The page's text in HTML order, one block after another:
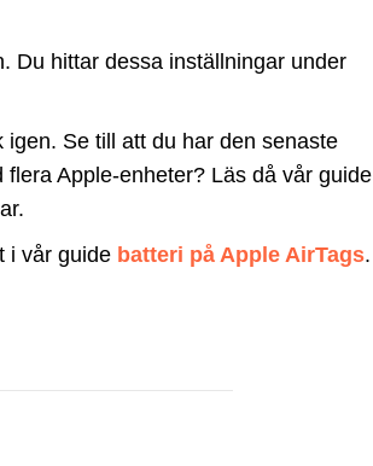
Du hittar dessa inställningar under
Se till att du har den senaste
Apple-enheter? Läs då vår guide
i vår guide batteri på Apple AirTags.